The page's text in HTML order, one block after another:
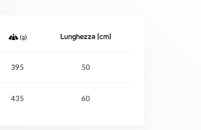
Lunghezza (cm)
395 50
435 60